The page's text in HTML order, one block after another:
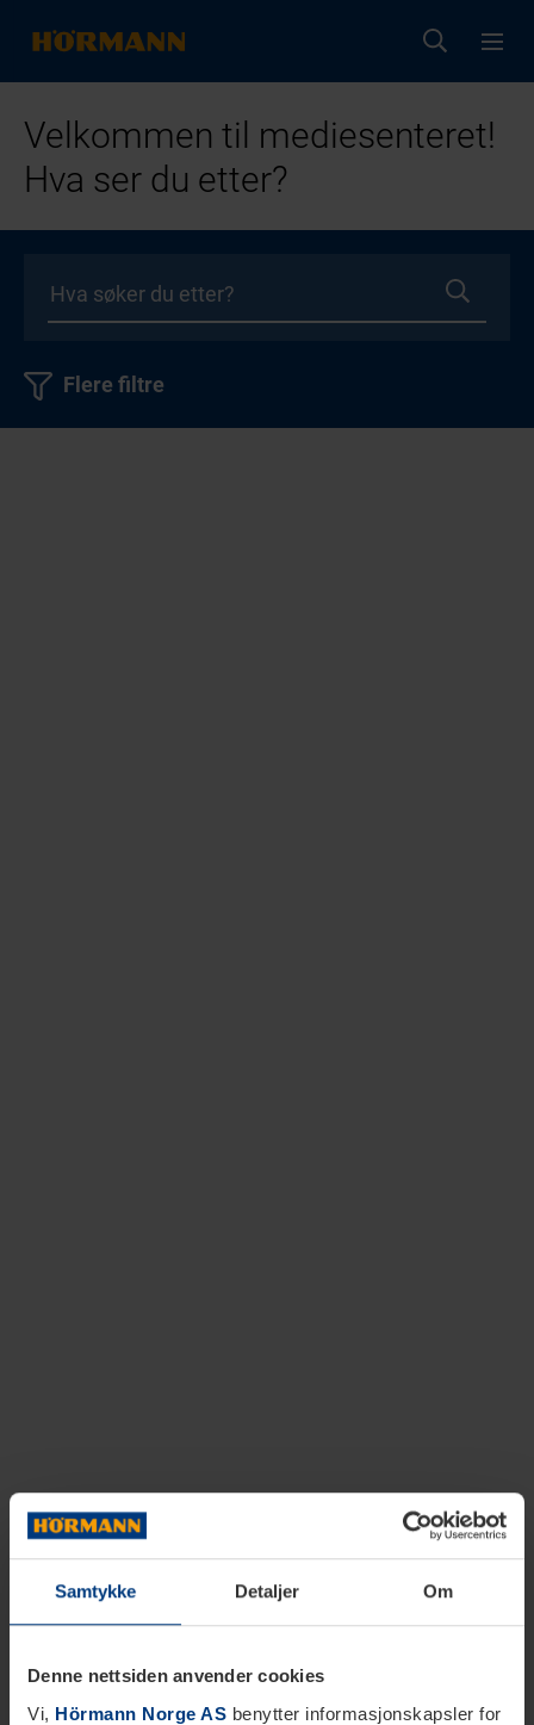
Samtykke Detaljer Om
Denne nettsiden anvender cookies
Vi, Hörmann Norge AS benytter informasjonskapsler for
Velkommen til mediesenteret!
Hva ser du etter?
Flere filtre